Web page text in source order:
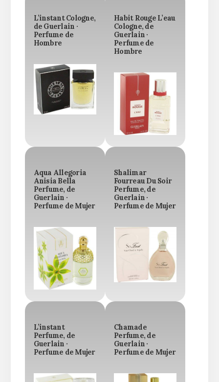
L’instant Cologne,
de Guerlain ·
Perfume de
Hombre
Habit Rouge L’eau
Cologne, de
Guerlain ·
Perfume de
Hombre
Aqua Allegoria
Anisia Bella
Perfume, de
Guerlain ·
Perfume de Mujer
Shalimar
Fourreau Du Soir
Perfume, de
Guerlain ·
Perfume de Mujer
L’instant
Perfume, de
Guerlain ·
Perfume de Mujer
Chamade
Perfume, de
Guerlain ·
Perfume de Mujer